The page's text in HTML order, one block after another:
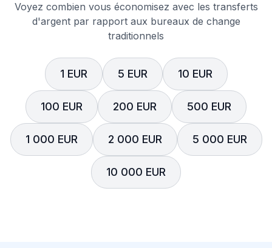
Voyez combien vous économisez avec les transferts
d'argent par rapport aux bureaux de change
traditionnels
1 EUR 5 EUR 10 EUR
100 EUR 200 EUR 500 EUR
1 000 EUR 2 000 EUR 5 000 EUR
10 000 EUR